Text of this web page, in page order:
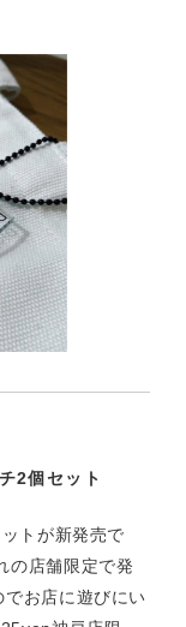
2個セット
トが新発売で
の店舗限定で発
お店に遊びにい